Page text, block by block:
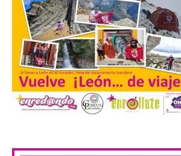
La Comisión actualiza su
programa insignia de
prácticas Blue Book,
abriéndolo a titulados de
EFP
6 Ago 2026
de septiembre de 2026.